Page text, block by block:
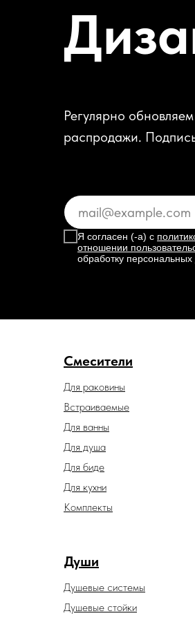
Регулярно
распродажи.
Я согласен (-а) с
отношении
обработку
Смесители
Души
Душевые системы
Встраиваемые
Для биде
Для ванны
Для душа
Для раковины
Для кухни
Душевые стойки
Комплекты